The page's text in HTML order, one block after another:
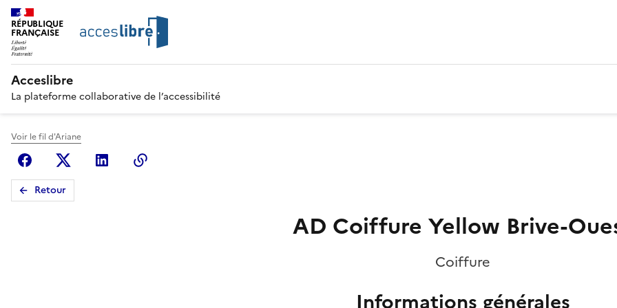
RÉPUBLIQUE
FRANÇAISE
Acceslibre
La plateforme collaborative de l’accessibilité
Voir le fil d'Ariane
FacebookX (anciennement Twitter)
Linkedin
Retour
AD Coiffure Yellow Brive-
Coiffure
Informations générales